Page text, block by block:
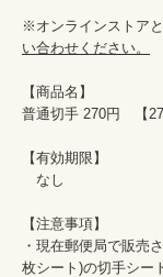
※オンラインストア
い合わせください。
【商品名】
普通切手 270円　【
【有効期限】
なし
【注意事項】
・現在郵便局で販売
枚シート)の切手シー